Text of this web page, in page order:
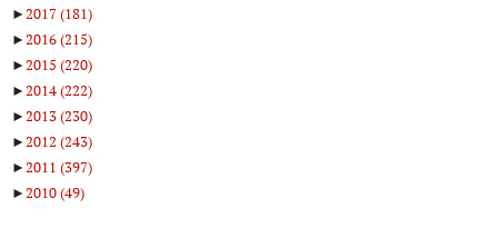
►2017(181)
►2016(215)
►2015 (220)
►2014(222)
►2013(230)
►2012 (243)
►2011 (397)
►2010(49)